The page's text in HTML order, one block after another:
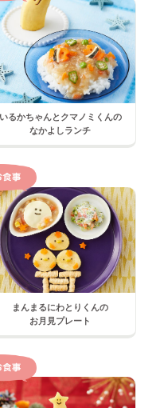
いるかちゃんとクマノミくんの
なかよしランチ
まんまるにわとりくんの
お月見プレート